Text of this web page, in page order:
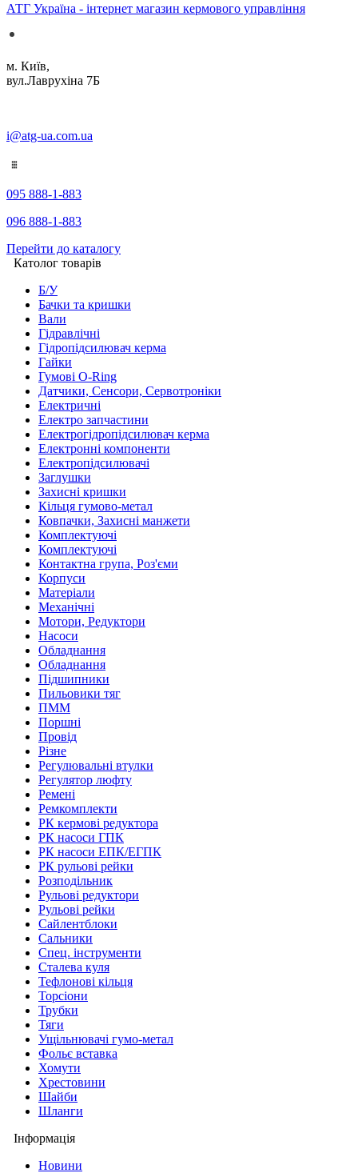
АТГ Україна - інтернет магазин кермового управління
м. Київ,
вул.Лаврухіна 7Б
i@atg-ua.com.ua
095 888-1-883
096 888-1-883
Перейти до каталогу
Католог товарів
Б/У
Бачки та кришки
Вали
Гідравлічні
Гідропідсилювач керма
Гайки
Гумові O-Ring
Датчики, Сенсори, Сервотроніки
Електричні
Електро запчастини
Електрогідропідсилювач керма
Електронні компоненти
Електропідсилювачі
Заглушки
Захисні кришки
Кільця гумово-метал
Ковпачки, Захисні манжети
Комплектуючі
Комплектуючі
Контактна група, Роз'єми
Корпуси
Матеріали
Механічні
Мотори, Редуктори
Насоси
Обладнання
Обладнання
Підшипники
Пильовики тяг
ПММ
Поршні
Провід
Різне
Регулювальні втулки
Регулятор люфту
Ремені
Ремкомплекти
РК кермові редуктора
РК насоси ГПК
РК насоси ЕПК/ЕГПК
РК рульові рейки
Розподільник
Рульові редуктори
Рульові рейки
Сайлентблоки
Сальники
Спец. інструменти
Сталева куля
Тефлонові кільця
Торсіони
Трубки
Тяги
Ущільнювачі гумо-метал
Фольє вставка
Хомути
Хрестовини
Шайби
Шланги
Інформація
Новини